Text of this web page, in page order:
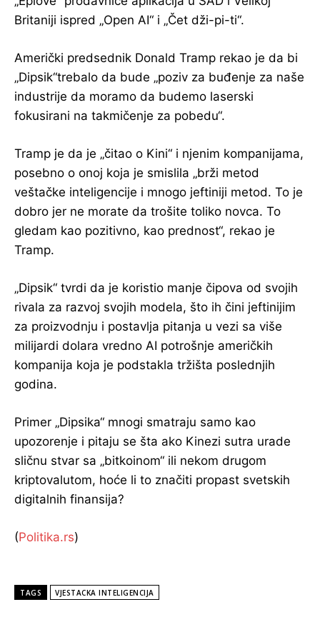
Britaniji ispred „Open AI“ i „Čet dži-pi-ti“.
Američki predsednik Donald Tramp rekao je da bi
„Dipsik“trebalo da bude „poziv za buđenje za naše
industrije da moramo da budemo laserski
fokusirani na takmičenje za pobedu“.
Tramp je da je „čitao o Kini“ i njenim kompanijama,
posebno o onoj koja je smislila „brži metod
veštačke inteligencije i mnogo jeftiniji metod. To je
dobro jer ne morate da trošite toliko novca. To
gledam kao pozitivno, kao prednost“, rekao je
Tramp.
„Dipsik“ tvrdi da je koristio manje čipova od svojih
rivala za razvoj svojih modela, što ih čini jeftinijim
za proizvodnju i postavlja pitanja u vezi sa više
milijardi dolara vredno AI potrošnje američkih
kompanija koja je podstakla tržišta poslednjih
godina.
Primer „Dipsika“ mnogi smatraju samo kao
upozorenje i pitaju se šta ako Kinezi sutra urade
sličnu stvar sa „bitkoinom“ ili nekom drugom
kriptovalutom, hoće li to značiti propast svetskih
digitalnih finansija?
(Politika.rs)
TAGS VJESTACKA INTELIGENCIJA